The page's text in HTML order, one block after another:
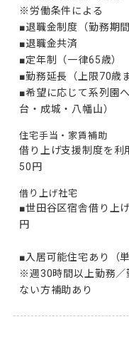
※労働条件による
■退職金制度（勤務期間
■退職金共済
■定年制（一律65歳）
■勤務延長（上限70歳
■希望に応じて系列園
台・成城・八幡山）
住宅手当・家賃補助
借り上げ支援制度を利
50円
借り上げ社宅
■世田谷区宿舎借り上
円
■入居可能住宅あり（
※週30時間以上勤務／
ない方補助あり